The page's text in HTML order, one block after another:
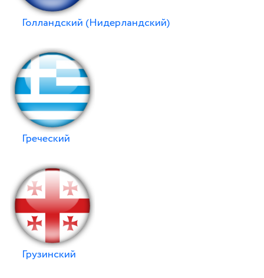
Голландский (Нидерландский)
Греческий
Грузинский